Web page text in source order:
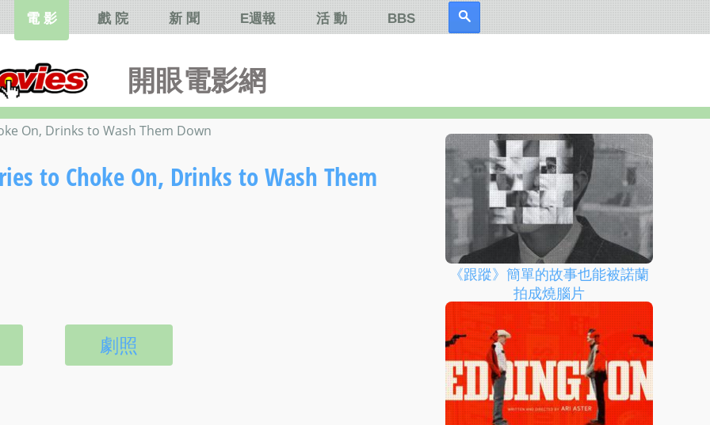
開眼電影網
電 影 戲 院 新 聞 E週報 活 動 BBS
On, Drinks to Wash Them Down
to Choke On, Drinks to Wash Them
劇照
《跟蹤》簡單的故事也能被諾蘭
拍成燒腦片